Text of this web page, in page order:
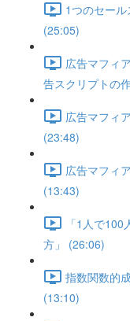
1つのセー
(25:05)
広告マフィ
告スクリプトの
広告マフィ
(23:48)
広告マフィ
(13:43)
「1人で
方」 (26:06)
指数関数的
(13:10)